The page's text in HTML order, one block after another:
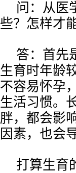
问：从医
些？怎样才
答：首先
生育时年龄
不容易怀孕
生活习惯。
胖，都会影
因素，也会
打算生育